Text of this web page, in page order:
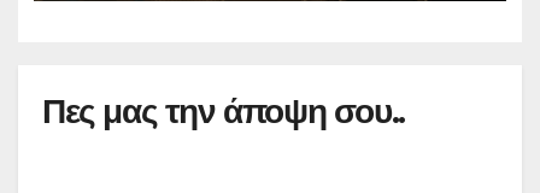
Πες μας την άποψη σου..